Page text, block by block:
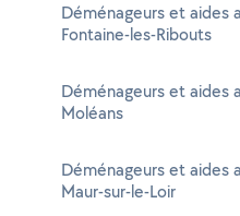
Déménageurs et aides
Fontaine-les-Ribouts
Déménageurs et aides
Moléans
Déménageurs et aides
Maur-sur-le-Loir